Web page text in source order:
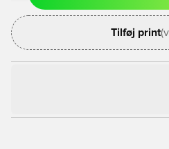
Tilføj print